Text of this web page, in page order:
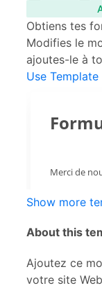
Obtiens tes
Modifies le
ajoutes-le à
Use Template
Show more
About this
Ajoutez ce
votre site